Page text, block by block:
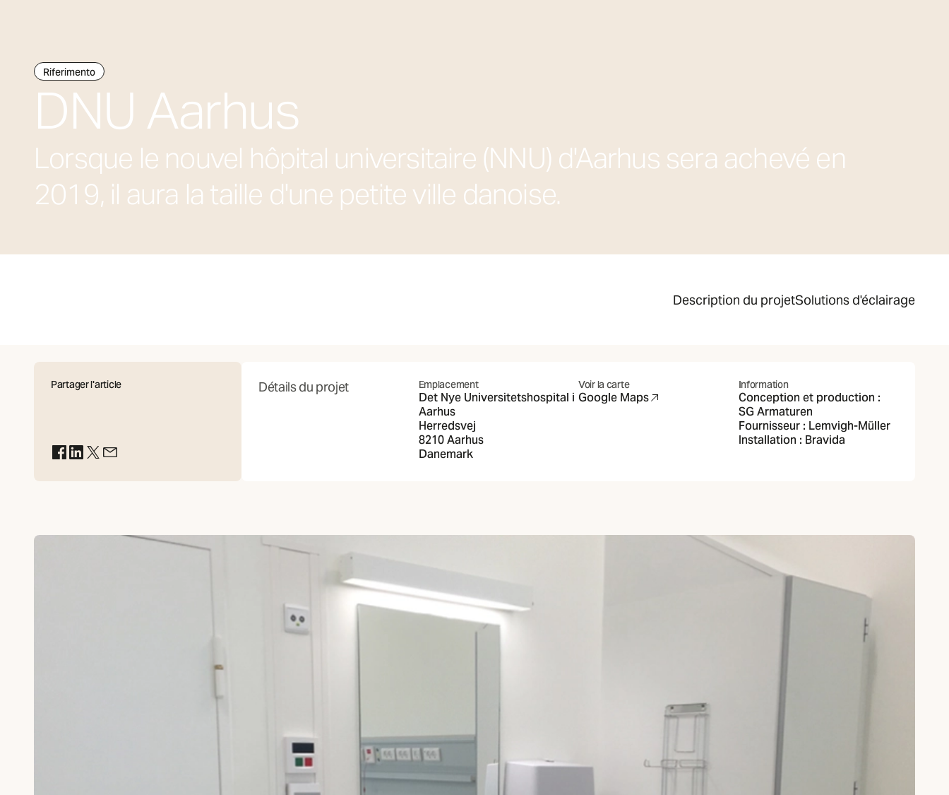
Riferimento
DNU Aarhus
Lorsque le nouvel hôpital universitaire (NNU) d'Aarhus sera achevé en
2019, il aura la taille d'une petite ville danoise.
Liste des contenus
Description du projetSolutions d'éclairage
Partager l'article
(S'ouvre dans un nouvel onglet)
(S'ouvre dans un nouvel onglet)
(S'ouvre dans un nouvel onglet)
(S'ouvre dans un nouvel onglet)
Détails du projet Emplacement
Det Nye Universitetshospital i
Aarhus
Herredsvej
8210 Aarhus
Danemark
Voir la carte
Google Maps
(S'ouvre dans un nouvel onglet)
Information
Conception et production :
SG Armaturen
Fournisseur : Lemvigh-Müller
Installation : Bravida